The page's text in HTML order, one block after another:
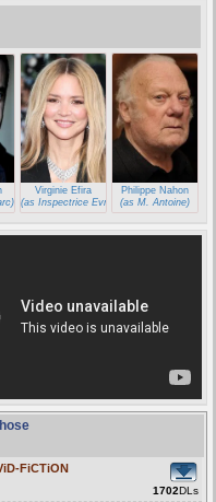
Virginie Efira
(as Inspectrice Evrard)
Philippe Nahon
(as M. Antoine)
FiCTiON
1702DLs